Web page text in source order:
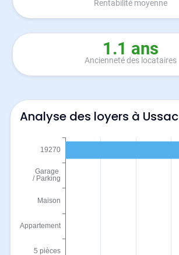
Rentabilité moyenne
1.1 ans
Ancienneté des locataires
Analyse des loyers à Ussac